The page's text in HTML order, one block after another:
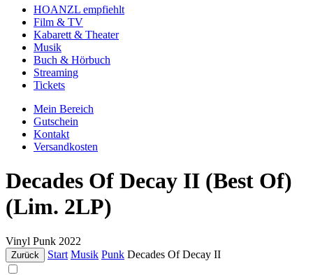
HOANZL empfiehlt
Film & TV
Kabarett & Theater
Musik
Buch & Hörbuch
Streaming
Tickets
Mein Bereich
Gutschein
Kontakt
Versandkosten
Decades Of Decay II (Best Of)
(Lim. 2LP)
Vinyl Punk 2022
Zurück Start Musik Punk Decades Of Decay II